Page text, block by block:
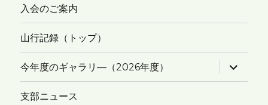
入会のご案内
山行記録（トップ）
今年度のギャラリ―（2026年度）
ブ
メ
支部ニュース